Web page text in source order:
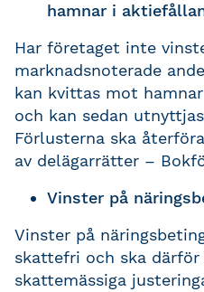
hamnar i
Har företaget inte
marknadsnoterade
kan kvittas mot
och kan sedan
Förlusterna ska
av delägarrätter –
Vinster på
Vinster på
skattefri och ska därför
skattemässiga